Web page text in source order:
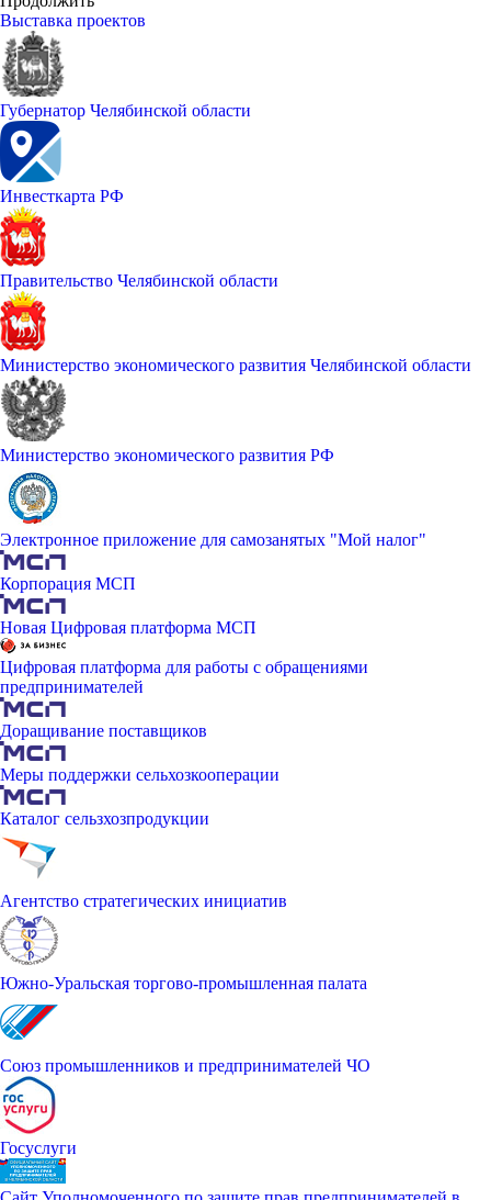
Выставка проектов
Губернатор Челябинской области
Инвесткарта РФ
Правительство Челябинской области
Министерство экономического развития Челябинской области
Министерство экономического развития РФ
Электронное приложение для самозанятых "Мой налог"
Корпорация МСП
Новая Цифровая платформа МСП
Цифровая платформа для работы с обращениями
предпринимателей
Доращивание поставщиков
Меры поддержки сельхозкооперации
Каталог сельзхозпродукции
Агентство стратегических инициатив
Южно-Уральская торгово-промышленная палата
Союз промышленников и предпринимателей ЧО
Госуслуги